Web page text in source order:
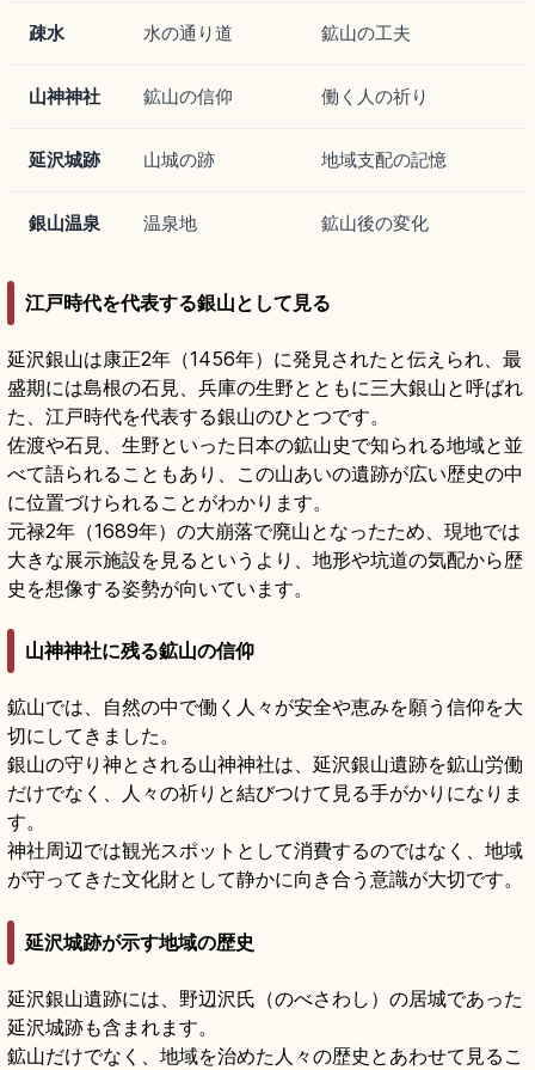
疎水 水の通り道 鉱山の工夫
山神神社 鉱山の信仰 働く人の祈り
延沢城跡 山城の跡 地域支配の記憶
銀山温泉 温泉地 鉱山後の変化
江戸時代を代表する銀山として見る
延沢銀山は康正2年（1456年）に発見されたと伝えられ、最
盛期には島根の石見、兵庫の生野とともに三大銀山と呼ばれ
た、江戸時代を代表する銀山のひとつです。
佐渡や石見、生野といった日本の鉱山史で知られる地域と並
べて語られることもあり、この山あいの遺跡が広い歴史の中
に位置づけられることがわかります。
元禄2年（1689年）の大崩落で廃山となったため、現地では
大きな展示施設を見るというより、地形や坑道の気配から歴
史を想像する姿勢が向いています。
山神神社に残る鉱山の信仰
鉱山では、自然の中で働く人々が安全や恵みを願う信仰を大
切にしてきました。
銀山の守り神とされる山神神社は、延沢銀山遺跡を鉱山労働
だけでなく、人々の祈りと結びつけて見る手がかりになりま
す。
神社周辺では観光スポットとして消費するのではなく、地域
が守ってきた文化財として静かに向き合う意識が大切です。
延沢城跡が示す地域の歴史
延沢銀山遺跡には、野辺沢氏（のべさわし）の居城であった
延沢城跡も含まれます。
鉱山だけでなく、地域を治めた人々の歴史とあわせて見るこ